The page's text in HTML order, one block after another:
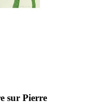
sur Pierre